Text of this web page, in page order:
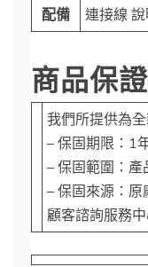
配備
連接線
商品保證
我們所提供為
– 保固期限：1
– 保固範圍：產
– 保固來源：原
顧客諮詢服務